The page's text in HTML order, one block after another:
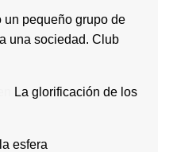
un pequeño grupo de
una sociedad. Club
La glorificación de los
esfera